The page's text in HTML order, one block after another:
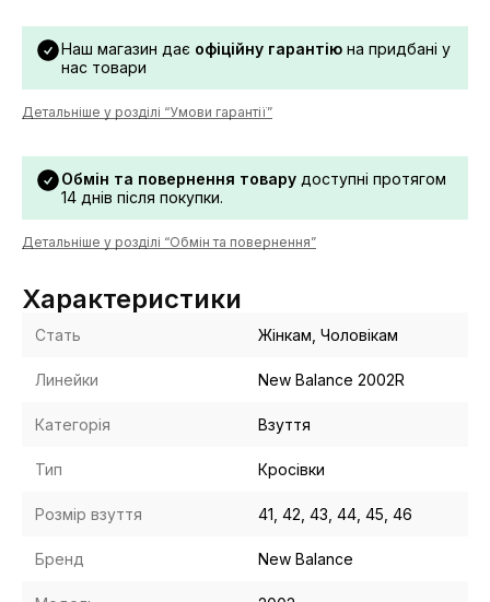
Наш магазин дає офіційну гарантію на придбані у
нас товари
Детальніше у розділі “Умови гарантії”
Обмін та повернення товару доступні протягом
14 днів після покупки.
Детальніше у розділі “Обмін та повернення”
Характеристики
Стать Жінкам, Чоловікам
Линейки New Balance 2002R
Категорія Взуття
Тип Кросівки
Розмір взуття 41, 42, 43, 44, 45, 46
Бренд New Balance